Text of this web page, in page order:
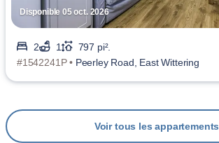
Disponible 05 oct. 2026
2 1
797 pi².
#1542241P • Peerley Road, East Wittering
Voir tous les appartements